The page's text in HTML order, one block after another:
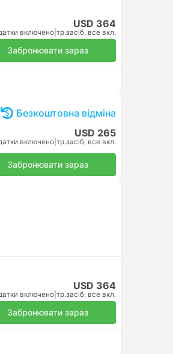
USD 364
включено тр.засіб, все вкл.
Забронювати зараз
Безкоштовна відміна
USD 265
включено тр.засіб, все вкл.
Забронювати зараз
USD 364
включено тр.засіб, все вкл.
Забронювати зараз